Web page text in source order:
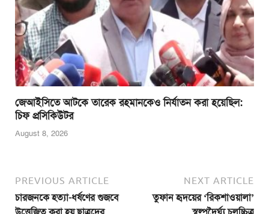
জেআইসিতে আটকে তারেক রহমানকেও নির্যাতন করা হয়েছিল:
চিফ প্রসিকিউটর
August 8, 2026
PREVIOUS ARTICLE
চারজনকে হত্যা-ধর্ষণের গুজবে
NEXT ARTICLE
তুফান হৃদয়ের ‘রিকশাওয়ালা’